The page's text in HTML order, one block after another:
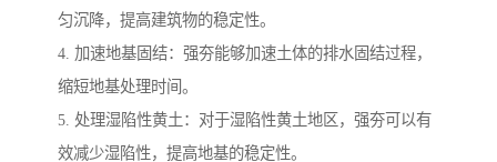
匀沉降，提高建筑物的稳定性。
4. 加速地基固结：强夯能够加速土体的排水固结过程，
缩短地基处理时间。
5. 处理湿陷性黄土：对于湿陷性黄土地区，强夯可以有
效减少湿陷性，提高地基的稳定性。